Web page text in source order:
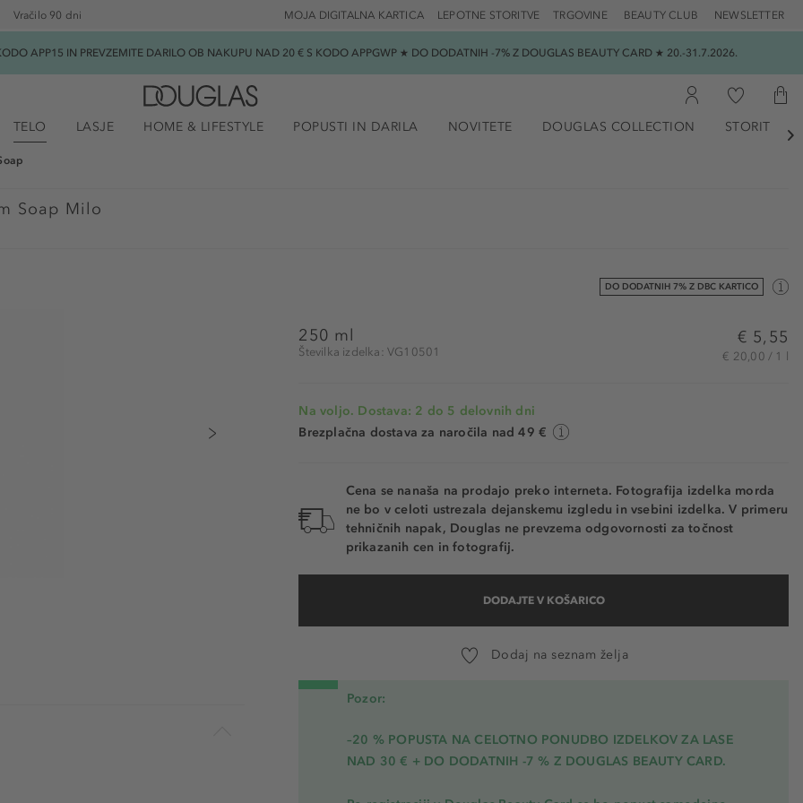
Vračilo 90 dni TRGOVINE BEAUTY CLUB NEWSLETTER
LEPOTNE STORITVE
MOJA DIGITALNA KARTICA
APP15 IN PREVZEMITE DARILO OB NAKUPU NAD 20 € S KODO APPGWP ★ DO DODATNIH -7% Z DOUGLAS BEAUTY CARD ★ 20.-31.7.2026.
TELO LASJE HOME & LIFESTYLE POPUSTI IN DARILA NOVITETE DOUGLAS COLLECTION STORITVE

Soap Milo
DO DODATNIH 7% Z DBC KARTICO
250 ml
Številka izdelka: VG10501
€ 5,55
€ 20,00 / 1 l
Na voljo. Dostava: 2 do 5 delovnih dni
Brezplačna dostava za naročila nad 49 €
Cena se nanaša na prodajo preko interneta. Fotografija izdelka morda
ne bo v celoti ustrezala dejanskemu izgledu in vsebini izdelka. V primeru
tehničnih napak, Douglas ne prevzema odgovornosti za točnost
prikazanih cen in fotografij.
DODAJTE V KOŠARICO
Dodaj na seznam želja
Pozor:
–20 % POPUSTA NA CELOTNO PONUDBO IZDELKOV ZA LASE
NAD 30 € + DO DODATNIH -7 % Z DOUGLAS BEAUTY CARD.